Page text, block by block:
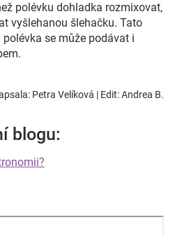
polévku dohladka rozmixovat,
vyšlehanou šlehačku. Tato
se může podávat i
Petra Velíková | Edit: Andrea B.
blogu: